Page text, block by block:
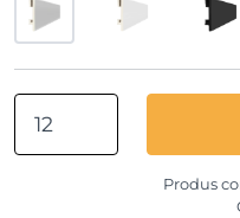
Produs